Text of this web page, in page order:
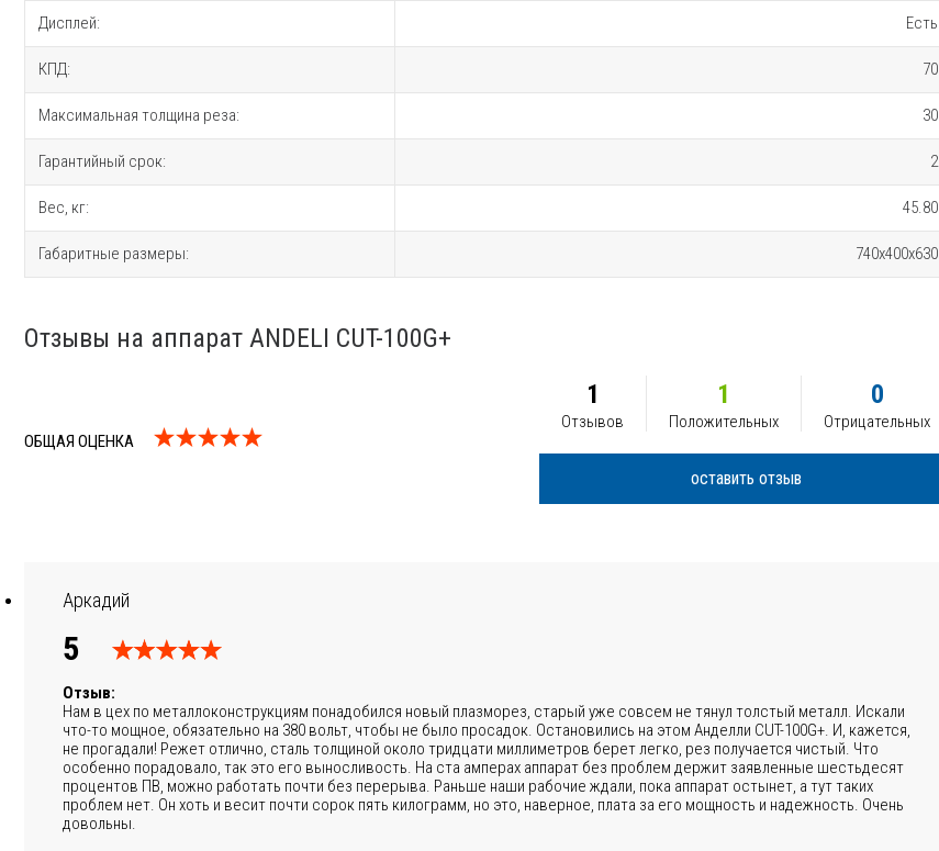
Дисплей: Есть
КПД: 70
Максимальная толщина реза: 30
Гарантийный срок: 2
Вес, кг: 45.80
Габаритные размеры: 740x400x630
Отзывы на аппарат ANDELI CUT-100G+
ОБЩАЯ ОЦЕНКА
1
Отзывов
1
Положительных
0
Отрицательных
оставить отзыв
Аркадий
5
Отзыв:
Нам в цех по металлоконструкциям понадобился новый плазморез, старый уже совсем не тянул толстый металл. Искали
что-то мощное, обязательно на 380 вольт, чтобы не было просадок. Остановились на этом Анделли CUT-100G+. И, кажется,
не прогадали! Режет отлично, сталь толщиной около тридцати миллиметров берет легко, рез получается чистый. Что
особенно порадовало, так это его выносливость. На ста амперах аппарат без проблем держит заявленные шестьдесят
процентов ПВ, можно работать почти без перерыва. Раньше наши рабочие ждали, пока аппарат остынет, а тут таких
проблем нет. Он хоть и весит почти сорок пять килограмм, но это, наверное, плата за его мощность и надежность. Очень
довольны.